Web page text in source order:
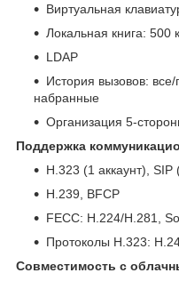
Виртуальная
Локальная книга: 500
LDAP
История вызовов:
набранные
Организация 5-
Поддержка
H.323 (1 аккаунт), SIP
H.239, BFCP
FECC: H.224/H.281,
Протоколы H.323:
Совместимость с